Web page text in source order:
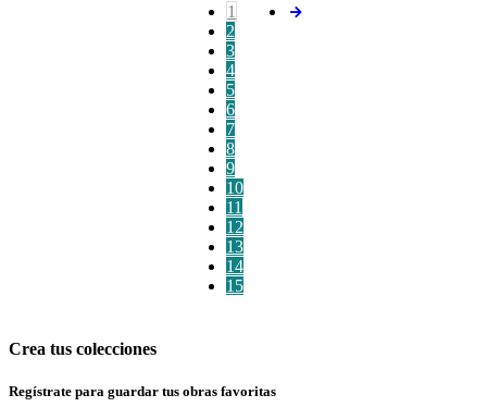
1
2
3
4
5
6
7
8
9
10
11
12
13
14
15
Crea tus colecciones
Regístrate para guardar tus obras favoritas